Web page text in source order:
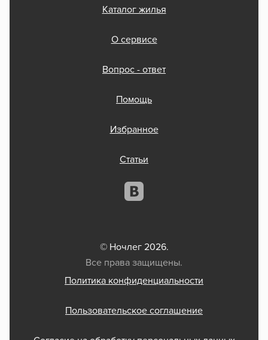
Каталог жилья
О сервисе
Вопрос - ответ
Помощь
Избранное
Статьи
© Ночлег 2026.
Все права защищены.
Политика конфиденциальности
Пользовательское соглашение